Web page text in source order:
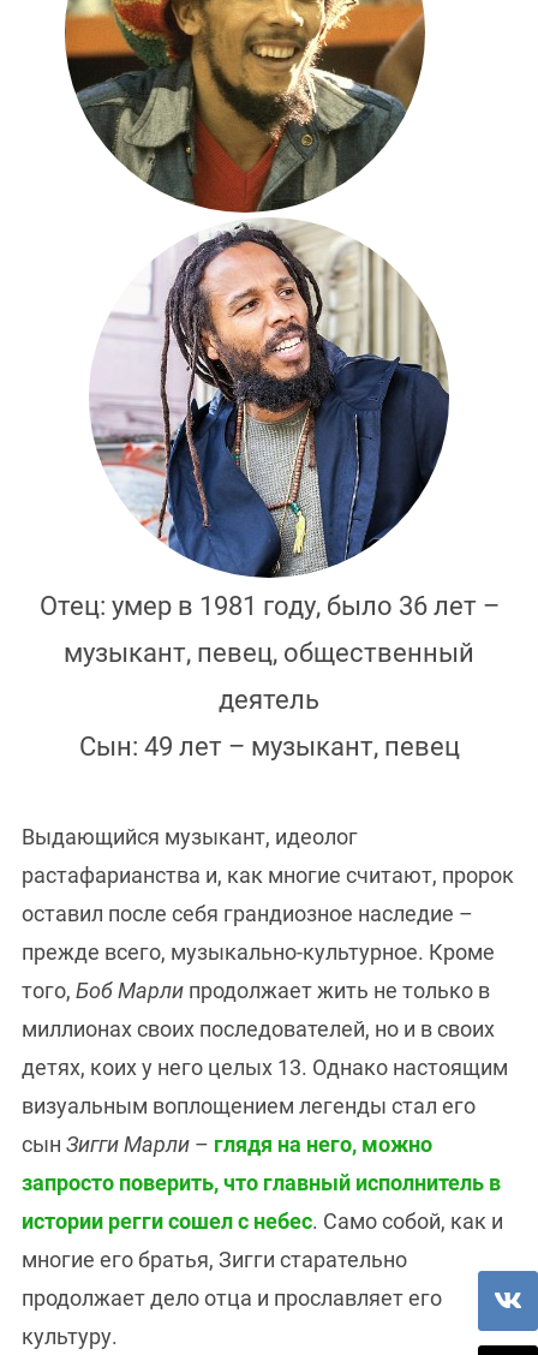
Отец: умер в 1981 году, было 36 лет –
музыкант, певец, общественный
деятель
Сын: 49 лет – музыкант, певец
Выдающийся музыкант, идеолог
растафарианства и, как многие считают, пророк
оставил после себя грандиозное наследие –
прежде всего, музыкально-культурное. Кроме
того, Боб Марли продолжает жить не только в
миллионах своих последователей, но и в своих
детях, коих у него целых 13. Однако настоящим
визуальным воплощением легенды стал его
сын Зигги Марли – глядя на него, можно
запросто поверить, что главный исполнитель в
истории регги сошел с небес. Само собой, как и
многие его братья, Зигги старательно
продолжает дело отца и прославляет его
культуру.